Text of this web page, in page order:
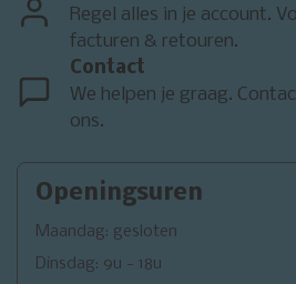
Regel alles in je account.
facturen & retouren.
Contact
We helpen je graag.
ons.
Openingsuren
Maandag: gesloten
Dinsdag: 9u - 18u